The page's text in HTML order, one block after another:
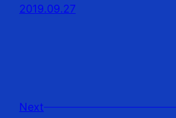
2019.09.27
Next